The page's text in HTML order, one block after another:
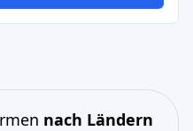
nach Ländern